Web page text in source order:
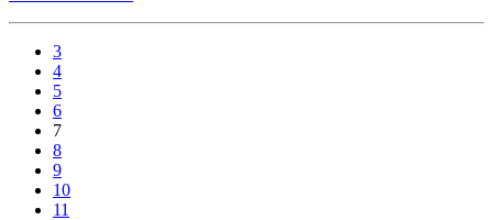
3
4
5
6
7
8
9
10
11